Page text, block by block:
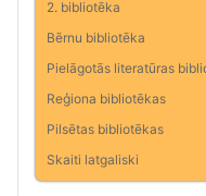
2. bibliotēka
Bērnu bibliotēka
Pielāgotās literatūras
Reģiona bibliotēkas
Pilsētas bibliotēkas
Skaiti latgaliski